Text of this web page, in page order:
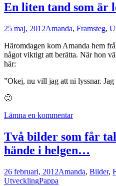
En liten tand som är
25 maj, 2012Amanda, Framsteg,
Häromdagen kom Amanda hem
något viktigt att berätta. När hon
här:
”Okej, nu vill jag att ni lyssnar. Jag
🙂
Lämna en kommentar
Två bilder som får
hände i helgen…
26 februari, 2012Amanda, Bilder,
UtvecklingPappa